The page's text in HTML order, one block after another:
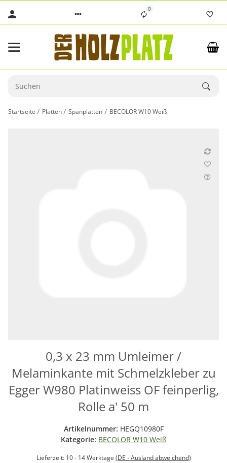
0
Startseite Platten Spanplatten BECOLOR W10 Weiß
0,3 x 23 mm Umleimer /
Melaminkante mit Schmelzkleber zu
Egger W980 Platinweiss OF feinperlig,
Rolle a' 50 m
Artikelnummer: HEGQ10980F
Kategorie: BECOLOR W10 Weiß
Lieferzeit: 10 - 14 Werktage (DE - Ausland abweichend)